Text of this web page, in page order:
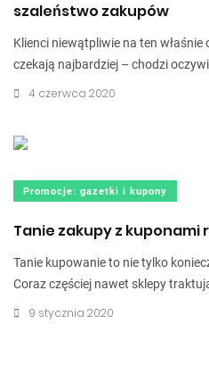
szaleństwo zakupów
Klienci niewątpliwie na ten
czekają najbardziej – chodzi
4 czerwca 2020
Promocje: gazetki i kupony
Tanie zakupy z
Tanie kupowanie to nie tylko
Coraz częściej nawet sklepy
9 stycznia 2020